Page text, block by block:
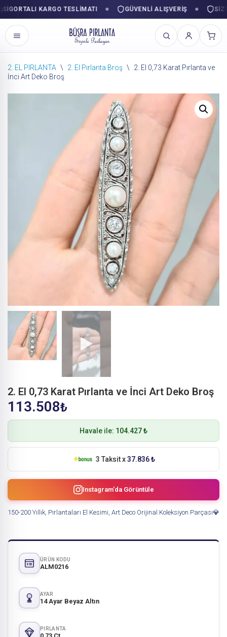
KARGO TESLIMATI GÜVENLI ALIŞVERIŞ
İçeriğe
2. EL PIRLANTA \ 2. El Pırlanta Broş \
2. El 0,73 Karat Pırlanta ve
İnci Art Deko Broş
2. El 0,73 Karat Pırlanta ve İnci Art Deko Broş
113.508₺
Havale ile: 104.427 ₺
3 Taksit x37.836 ₺
Instagram'da Görüntüle
150-200 Yıllık, Pırlantaları El Kesimi, Art Deco Orijinal Koleksiyon Parçası💎
ÜRÜN KODU
ALM0216
AYAR
14 Ayar Beyaz Altın
PIRLANTA
0,73 Ct